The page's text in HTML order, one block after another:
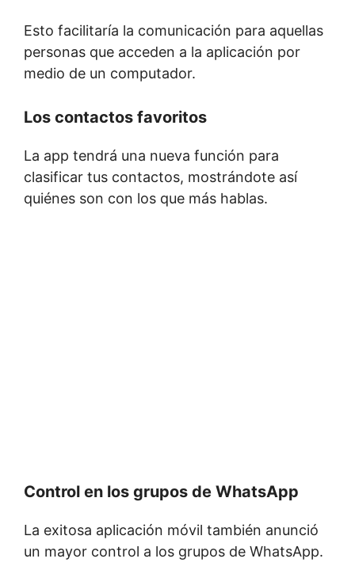
Esto facilitaría la comunicación para aquellas
personas que acceden a la aplicación por
medio de un computador.
Los contactos favoritos
La app tendrá una nueva función para
clasificar tus contactos, mostrándote así
quiénes son con los que más hablas.
Control en los grupos de WhatsApp
La exitosa aplicación móvil también anunció
un mayor control a los grupos de WhatsApp.